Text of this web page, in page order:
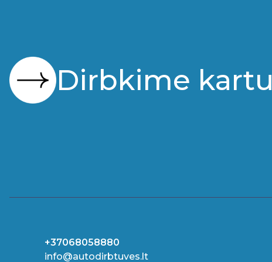
Dirbkime kartu
+37068058880
info@autodirbtuves.lt